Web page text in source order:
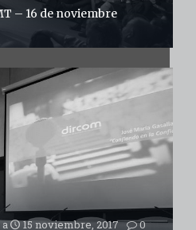
– 16 de noviembre
a 15 noviembre, 2017 0